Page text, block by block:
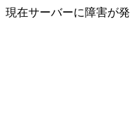
現在サーバーに障害が